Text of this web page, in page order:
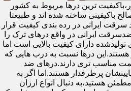
ترین درها مربوط به کشور
باکیفیتی ساخته شده اند و طبیعتا
سرقت ایرانی در رده بندی کیفیت قرار
ایرانی در واقع درهای ترک را
تولیدشده دارای کیفیت بالایی است اما
درها نسبت به درب هایی که
مناسب تری دارند.درهای ضد
پرطرفدار هستند.اما اگر به
هستید،به دنبال انواع ارزان